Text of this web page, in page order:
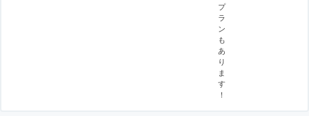
プ
ラ
ン
も
あ
り
ま
す
！